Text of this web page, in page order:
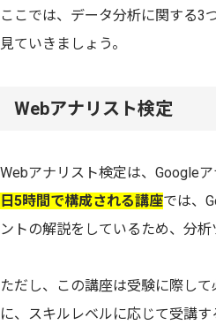
ここでは、データ分析に関する3
見ていきましょう。
Webアナリスト検定
Webアナリスト検定は、Google
日5時間で構成される講座では、
ントの解説をしているため、分
ただし、この講座は受験に際し
に、スキルレベルに応じて受講す